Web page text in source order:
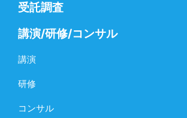
受託調査
講演/研修/コンサル
講演
研修
コンサル